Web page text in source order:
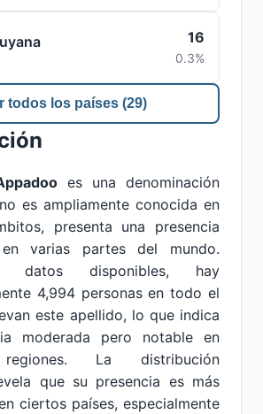
16
0.3%
todos los países (29)
es una denominación
es ampliamente conocida en
presenta una presencia
varias partes del mundo.
datos disponibles, hay
4,994 personas en todo el
este apellido, lo que indica
moderada pero notable en
La distribución
que su presencia es más
ciertos países, especialmente